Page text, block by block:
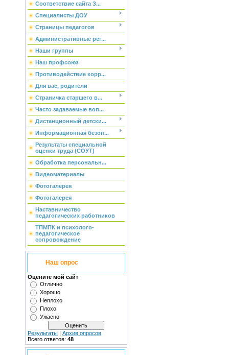
Соответствие сайта З...
Специалисты ДОУ
Страницы педагогов
Административные рег...
Наши группы
Наш профсоюз
Противодействие корр...
Для вас, родители
Страничка старшего в...
Часто задаваемые воп...
Дистанционный детски...
Информационная безоп...
Результаты специальной
оценки труда (СОУТ)
Обработка персональн...
Видеоматериалы
Фотогалерея
Фотогалерея
Наставничество
педагогических работников
ТПМПК и психолого-
педагогическое
сопровождение
Наш опрос
Оцените мой сайт
Отлично
Хорошо
Неплохо
Плохо
Ужасно
Результаты | Архив опросов
Всего ответов: 48